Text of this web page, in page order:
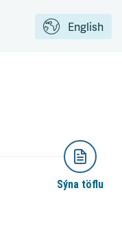
English
Sýna töflu